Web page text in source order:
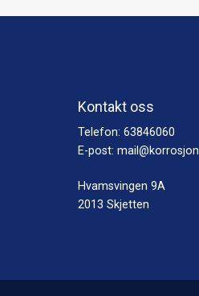
Kontakt oss
Telefon: 63846060
E-post:
Hvamsvingen 9A
2013 Skjetten